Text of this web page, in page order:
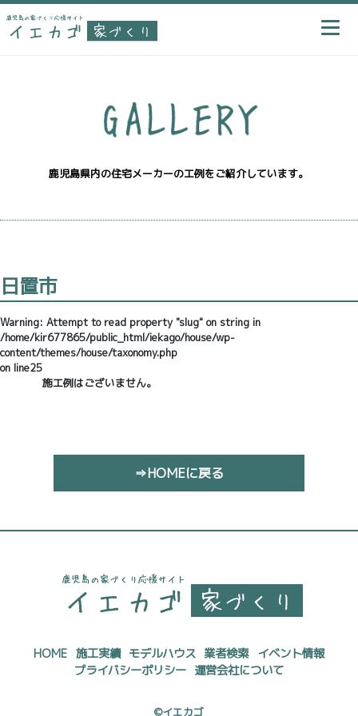
鹿児島県内の住宅メーカーの工例をご紹介しています。
日置市
Warning: Attempt to read property "slug" on string in
/home/kir677865/public_html/iekago/house/wp-
content/themes/house/taxonomy.php
on line25
施工例はございません。
⇒HOMEに戻る
HOME 施工実績 モデルハウス 業者検索 イベント情報
プライバシーポリシー 運営会社について
©イエカゴ